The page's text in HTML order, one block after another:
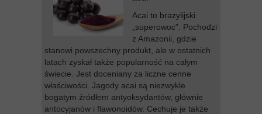
Acai to brazylijski
„superowoc”. Pochodzi
z Amazonii, gdzie
stanowi powszechny produkt, ale w ostatnich
latach zyskał także popularność na całym
świecie. Jest doceniany za liczne cenne
właściwości. Jagody acai są niezwykle
bogatym źródłem antyoksydantów, głównie
antocyjanów i flawonoidów. Cechuje je także